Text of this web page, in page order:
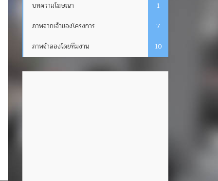
บทความโฆษณา
1
ภาพจากเจ้าของโครงการ
7
ภาพจำลองโดยทีมงาน
10